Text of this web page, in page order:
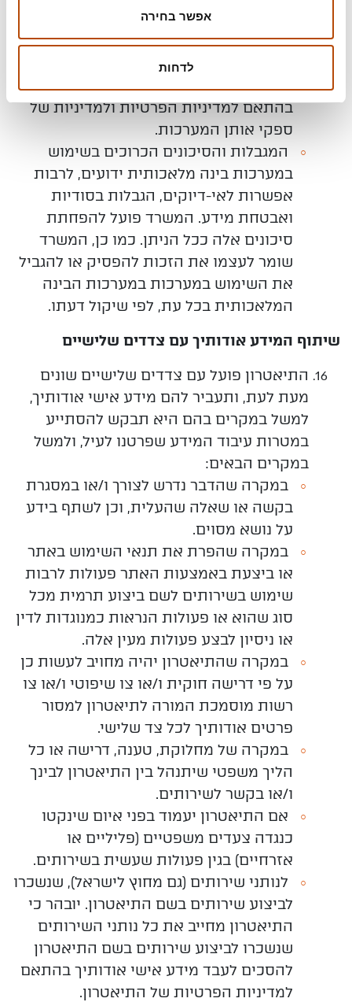
אפשר בחירה
לדחות
המלאכותית מבוססות על טכנולוגיות בינה
מלאכותית של ספקים חיצוניים ולא
מופעלות על ידי גורם אנושי. המידע המועבר
למערכות הבינה המלאכותית מעובד
בהתאם למדיניות הפרטיות ולמדיניות של
ספקי אותן המערכות.
המגבלות והסיכונים הכרוכים בשימוש
במערכות בינה מלאכותית ידועים, לרבות
אפשרות לאי-דיוקים, הגבלות בסודיות
ואבטחת מידע. המשרד פועל להפחתת
סיכונים אלה ככל הניתן. כמו כן, המשרד
שומר לעצמו את הזכות להפסיק או להגביל
את השימוש במערכות במערכות הבינה
המלאכותית בכל עת, לפי שיקול דעתו.
שיתוף המידע אודותיך עם צדדים שלישיים
התיאטרון פועל עם צדדים שלישיים שונים
מעת לעת, ותעביר להם מידע אישי אודותיך,
למשל במקרים בהם היא תבקש להסתייע
במטרות עיבוד המידע שפרטנו לעיל, ולמשל
במקרים הבאים:
במקרה שהדבר נדרש לצורך ו/או במסגרת
בקשה או שאלה שהעלית, וכן לשתף בידע
על נושא מסוים.
במקרה שהפרת את תנאי השימוש באתר
או ביצעת באמצעות האתר פעולות לרבות
שימוש בשירותים לשם ביצוע תרמית מכל
סוג שהוא או פעולות הנראות כמנוגדות לדין
או ניסיון לבצע פעולות מעין אלה.
במקרה שהתיאטרון יהיה מחויב לעשות כן
על פי דרישה חוקית ו/או צו שיפוטי ו/או צו
רשות מוסמכת המורה לתיאטרון למסור
פרטים אודותיך לכל צד שלישי.
במקרה של מחלוקת, טענה, דרישה או כל
הליך משפטי שיתנהל בין התיאטרון לבינך
ו/או בקשר לשירותים.
אם התיאטרון יעמוד בפני איום שינקטו
כנגדה צעדים משפטיים (פליליים או
אזרחיים) בגין פעולות שעשית בשירותים.
לנותני שירותים (גם מחוץ לישראל), שנשכרו
לביצוע שירותים בשם התיאטרון. יובהר כי
התיאטרון מחייב את כל נותני השירותים
שנשכרו לביצוע שירותים בשם התיאטרון
להסכים לעבד מידע אישי אודותיך בהתאם
למדיניות הפרטיות של התיאטרון.